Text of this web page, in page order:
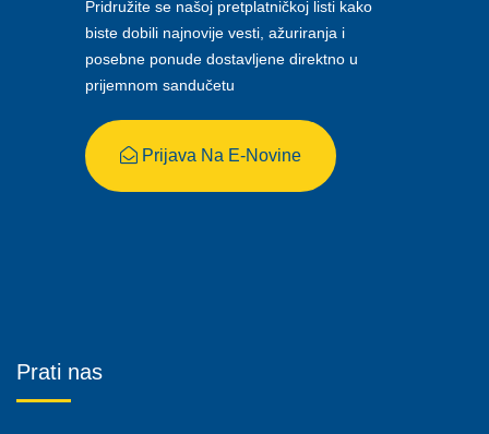
Pridružite se našoj pretplatničkoj listi kako
biste dobili najnovije vesti, ažuriranja i
posebne ponude dostavljene direktno u
prijemnom sandučetu
Prijava Na E-Novine
Prati nas